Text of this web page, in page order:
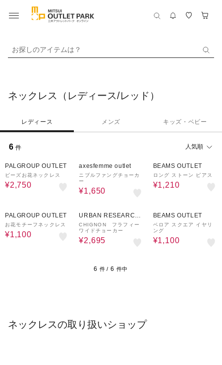
お探しのアイテムは？
ネックレス（レディース/レッド）
レディース メンズ キッズ・ベビー
6 件 人気順
PALGROUP OUTLET
ビーズお花ネックレス
¥2,750
axesfemme outlet
ニブルファングチョーカ
ー
¥1,650
BEAMS OUTLET
ロング ストーン ピアス
¥1,210
PALGROUP OUTLET
お花モチーフネックレス
¥1,100
URBAN RESEARCH
ware house
CHIGNON フラフィー
ワイドチョーカー
¥2,695
BEAMS OUTLET
ベロア スクエア イヤリ
ング
¥1,100
6 件 / 6 件中
ネックレスの取り扱いショップ